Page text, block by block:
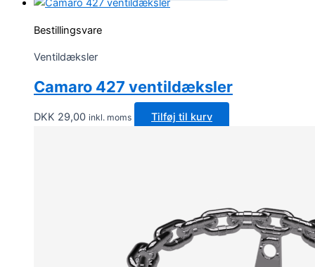
Bestillingsvare
Ventildæksler
Camaro 427 ventildæksler
DKK 29,00 inkl. moms Tilføj til kurv